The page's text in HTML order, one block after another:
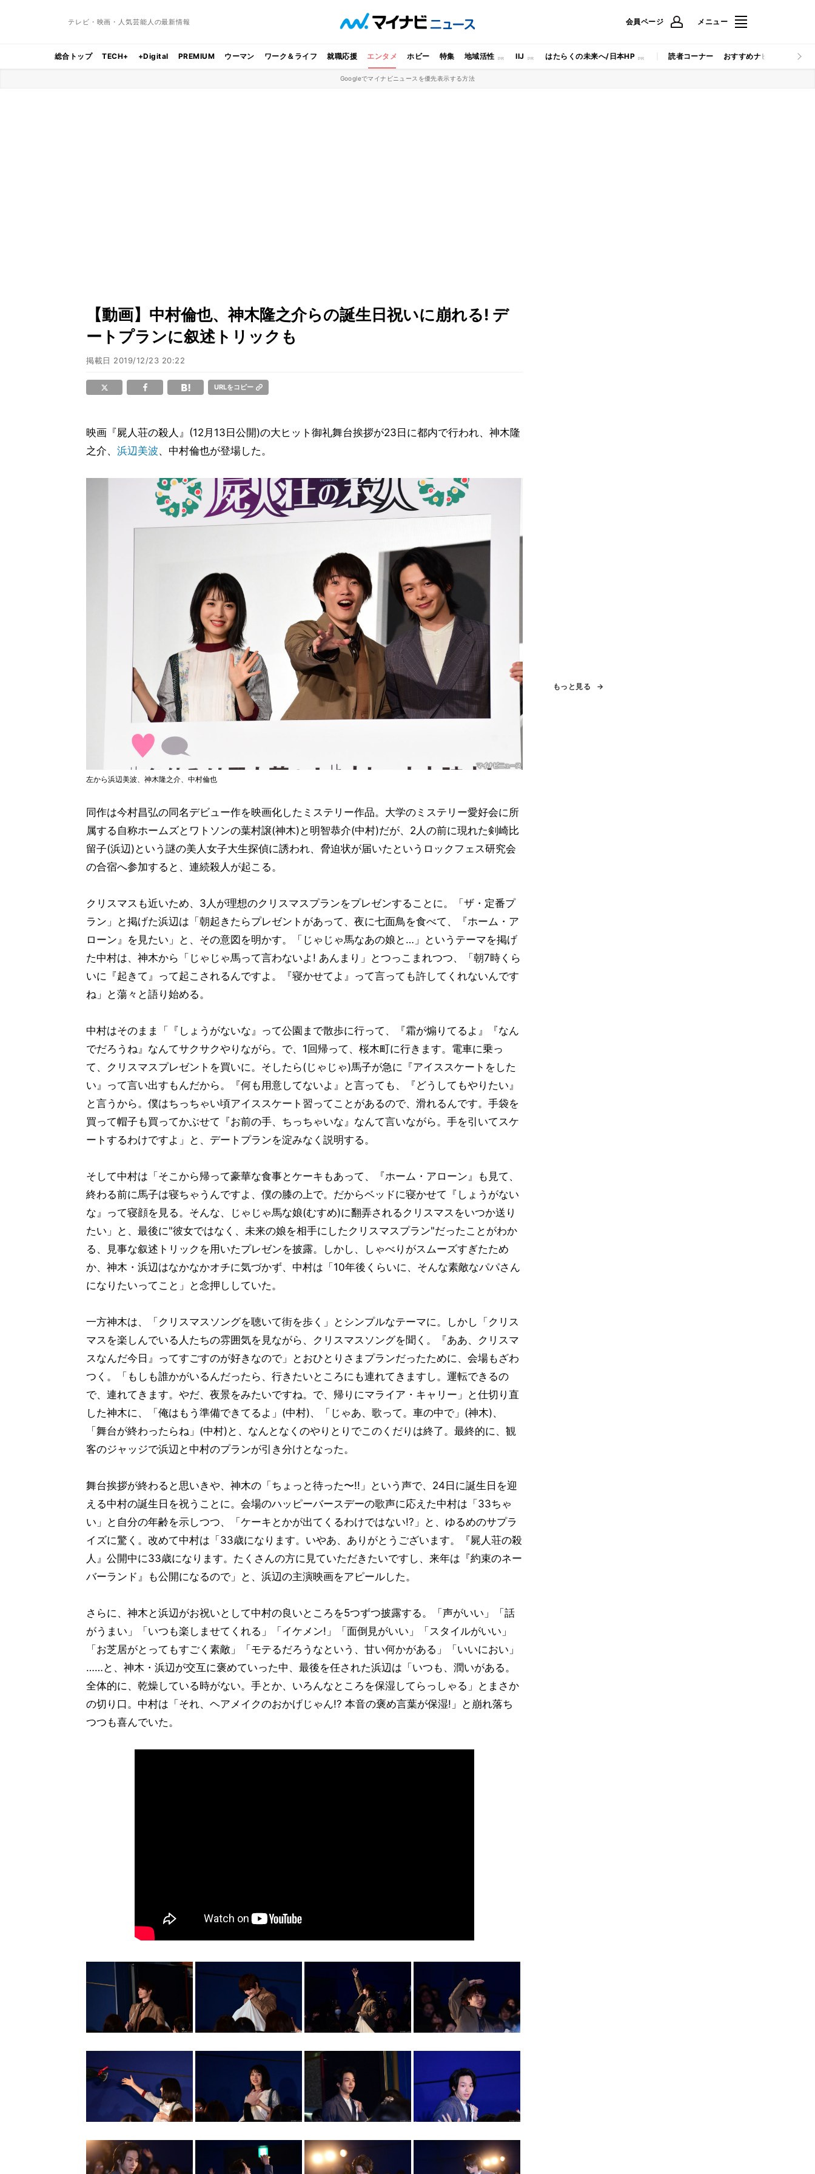
テレビ・映画・人気芸能人の最新情報 会員ページ メニュー
総合トップ TECH+ +Digital PREMIUM ウーマン ワーク＆ライフ 就職応援 エンタメ ホビー 特集 地域活性 IIJ はたらくの未来へ/日本HP 読者コーナー おすすめナビ マイナビ
Googleでマイナビニュースを優先表示する方法
【動画】中村倫也、神木隆之介らの誕生日祝いに崩れる! デ
ートプランに叙述トリックも
掲載日 2019/12/23 20:22
URLをコピー
映画『屍人荘の殺人』(12月13日公開)の大ヒット御礼舞台挨拶が23日に都内で行われ、神木隆
之介、 浜辺美波、中村倫也が登場した。
左から浜辺美波、神木隆之介、中村倫也
同作は今村昌弘の同名デビュー作を映画化したミステリー作品。大学のミステリー愛好会に所
属する自称ホームズとワトソンの葉村譲(神木)と明智恭介(中村)だが、2人の前に現れた剣崎比
留子(浜辺)という謎の美人女子大生探偵に誘われ、脅迫状が届いたというロックフェス研究会
の合宿へ参加すると、連続殺人が起こる。
クリスマスも近いため、3人が理想のクリスマスプランをプレゼンすることに。「ザ・定番プ
ラン」と掲げた浜辺は「朝起きたらプレゼントがあって、夜に七面鳥を食べて、『ホーム・ア
ローン』を見たい」と、その意図を明かす。「じゃじゃ馬なあの娘と…」というテーマを掲げ
た中村は、神木から「じゃじゃ馬って言わないよ! あんまり」とつっこまれつつ、「朝7時くら
いに『起きて』って起こされるんですよ。『寝かせてよ』って言っても許してくれないんです
ね」と蕩々と語り始める。
中村はそのまま「『しょうがないな』って公園まで散歩に行って、『霜が煽りてるよ』『なん
でだろうね』なんてサクサクやりながら。で、1回帰って、桜木町に行きます。電車に乗っ
て、クリスマスプレゼントを買いに。そしたら(じゃじゃ)馬子が急に『アイススケートをした
い』って言い出すもんだから。『何も用意してないよ』と言っても、『どうしてもやりたい』
と言うから。僕はちっちゃい頃アイススケート習ってことがあるので、滑れるんです。手袋を
買って帽子も買ってかぶせて『お前の手、ちっちゃいな』なんて言いながら。手を引いてスケ
ートするわけですよ」と、デートプランを淀みなく説明する。
そして中村は「そこから帰って豪華な食事とケーキもあって、『ホーム・アローン』も見て、
終わる前に馬子は寝ちゃうんですよ、僕の膝の上で。だからベッドに寝かせて『しょうがない
な』って寝顔を見る。そんな、じゃじゃ馬な娘(むすめ)に翻弄されるクリスマスをいつか送り
たい」と、最後に"彼女ではなく、未来の娘を相手にしたクリスマスプラン"だったことがわか
る、見事な叙述トリックを用いたプレゼンを披露。しかし、しゃべりがスムーズすぎたため
か、神木・浜辺はなかなかオチに気づかず、中村は「10年後くらいに、そんな素敵なパパさん
になりたいってこと」と念押ししていた。
一方神木は、「クリスマスソングを聴いて街を歩く」とシンプルなテーマに。しかし「クリス
マスを楽しんでいる人たちの雰囲気を見ながら、クリスマスソングを聞く。『ああ、クリスマ
スなんだ今日』ってすごすのが好きなので」とおひとりさまプランだったために、会場もざわ
つく。「もしも誰かがいるんだったら、行きたいところにも連れてきますし。運転できるの
で、連れてきます。やだ、夜景をみたいですね。で、帰りにマライア・キャリー」と仕切り直
した神木に、「俺はもう準備できてるよ」(中村)、「じゃあ、歌って。車の中で」(神木)、
「舞台が終わったらね」(中村)と、なんとなくのやりとりでこのくだりは終了。最終的に、観
客のジャッジで浜辺と中村のプランが引き分けとなった。
舞台挨拶が終わると思いきや、神木の「ちょっと待った〜!!」という声で、24日に誕生日を迎
える中村の誕生日を祝うことに。会場のハッピーバースデーの歌声に応えた中村は「33ちゃ
い」と自分の年齢を示しつつ、「ケーキとかが出てくるわけではない!?」と、ゆるめのサプラ
イズに驚く。改めて中村は「33歳になります。いやあ、ありがとうございます。『屍人荘の殺
人』公開中に33歳になります。たくさんの方に見ていただきたいですし、来年は『約束のネー
バーランド』も公開になるので」と、浜辺の主演映画をアピールした。
さらに、神木と浜辺がお祝いとして中村の良いところを5つずつ披露する。「声がいい」「話
がうまい」「いつも楽しませてくれる」「イケメン!」「面倒見がいい」「スタイルがいい」
「お芝居がとってもすごく素敵」「モテるだろうなという、甘い何かがある」「いいにおい」
……と、神木・浜辺が交互に褒めていった中、最後を任された浜辺は「いつも、潤いがある。
全体的に、乾燥している時がない。手とか、いろんなところを保湿してらっしゃる」とまさか
の切り口。中村は「それ、ヘアメイクのおかげじゃん!? 本音の褒め言葉が保湿!」と崩れ落ち
つつも喜んでいた。
もっと見る